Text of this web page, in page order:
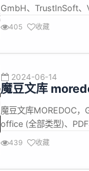
GmbH、TrustInSoft、
Rust 联盟（Safety-
405 收藏
2024-06-14
魔豆文库
并提供docker
魔豆文库MOREDOC
office (全部类型)、
分类、文档批量上传
439 收藏